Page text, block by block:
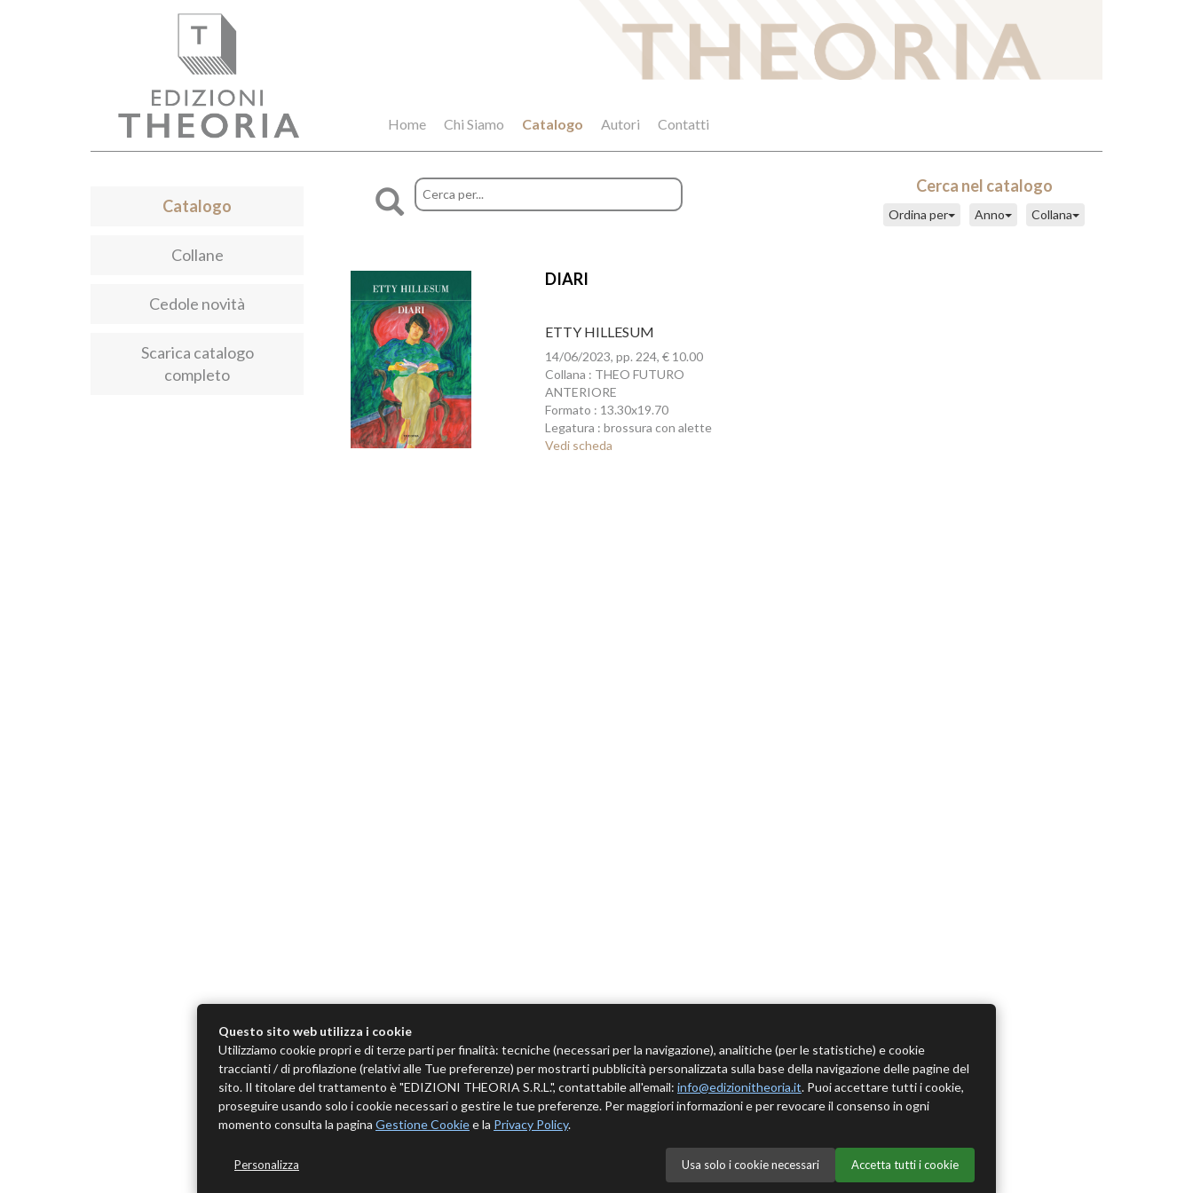
Home Chi Siamo Catalogo Autori Contatti
Catalogo
Collane
Cedole novità
Scarica catalogo
completo
Cerca nel catalogo
Collana
Anno
Ordina per
DIARI
ETTY HILLESUM
14/06/2023, pp. 224, € 10.00
Collana : THEO FUTURO
ANTERIORE
Formato : 13.30x19.70
Legatura : brossura con alette
Vedi scheda
Questo sito web utilizza i cookie
Utilizziamo cookie propri e di terze parti per finalità: tecniche (necessari per la navigazione), analitiche (per le statistiche) e cookie
traccianti / di profilazione (relativi alle Tue preferenze) per mostrarti pubblicità personalizzata sulla base della navigazione delle pagine del
sito. Il titolare del trattamento è "EDIZIONI THEORIA S.R.L.", contattabile all'email: info@edizionitheoria.it. Puoi accettare tutti i cookie,
proseguire usando solo i cookie necessari o gestire le tue preferenze. Per maggiori informazioni e per revocare il consenso in ogni
momento consulta la pagina Gestione Cookiee la Privacy Policy.
Personalizza Usa solo i cookie necessari Accetta tutti i cookie